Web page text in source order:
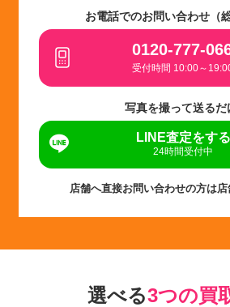
お電話でのお問い合わせ（
0120-777-
受付時間 10:00～
写真を撮って送るだ
LINE査定をする
24時間受付中
店舗へ直接お問い合わせの方は
選べる3つの買